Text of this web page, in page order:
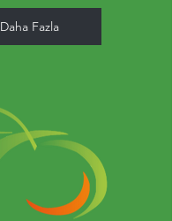
Daha Fazla